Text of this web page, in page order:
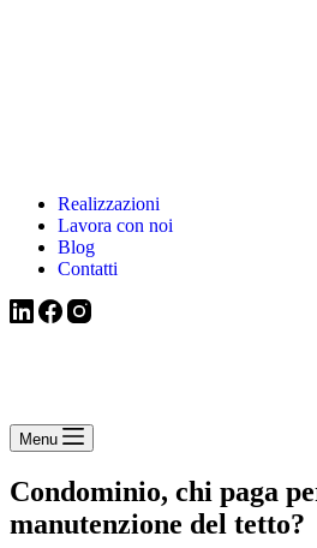
Realizzazioni
Lavora con noi
Blog
Contatti
Menu
Condominio, chi paga
manutenzione del tetto?